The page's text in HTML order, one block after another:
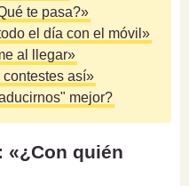
te pasa?»
el día con el móvil»
al llegar»
así»
mejor?
«¿Con quién